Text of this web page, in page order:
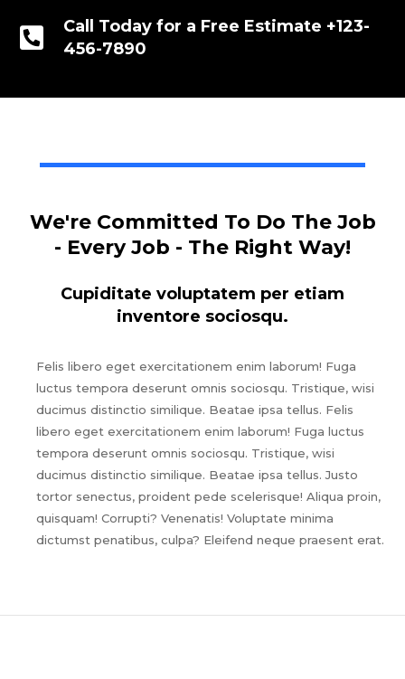
Call Today for a Free Estimate +123-
456-7890
We're Committed To Do The Job
- Every Job - The Right Way!
Cupiditate voluptatem per etiam
inventore sociosqu.
Felis libero eget exercitationem enim laborum! Fuga
luctus tempora deserunt omnis sociosqu. Tristique, wisi
ducimus distinctio similique. Beatae ipsa tellus. Felis
libero eget exercitationem enim laborum! Fuga luctus
tempora deserunt omnis sociosqu. Tristique, wisi
ducimus distinctio similique. Beatae ipsa tellus. Justo
tortor senectus, proident pede scelerisque! Aliqua proin,
quisquam! Corrupti? Venenatis! Voluptate minima
dictumst penatibus, culpa? Eleifend neque praesent erat.